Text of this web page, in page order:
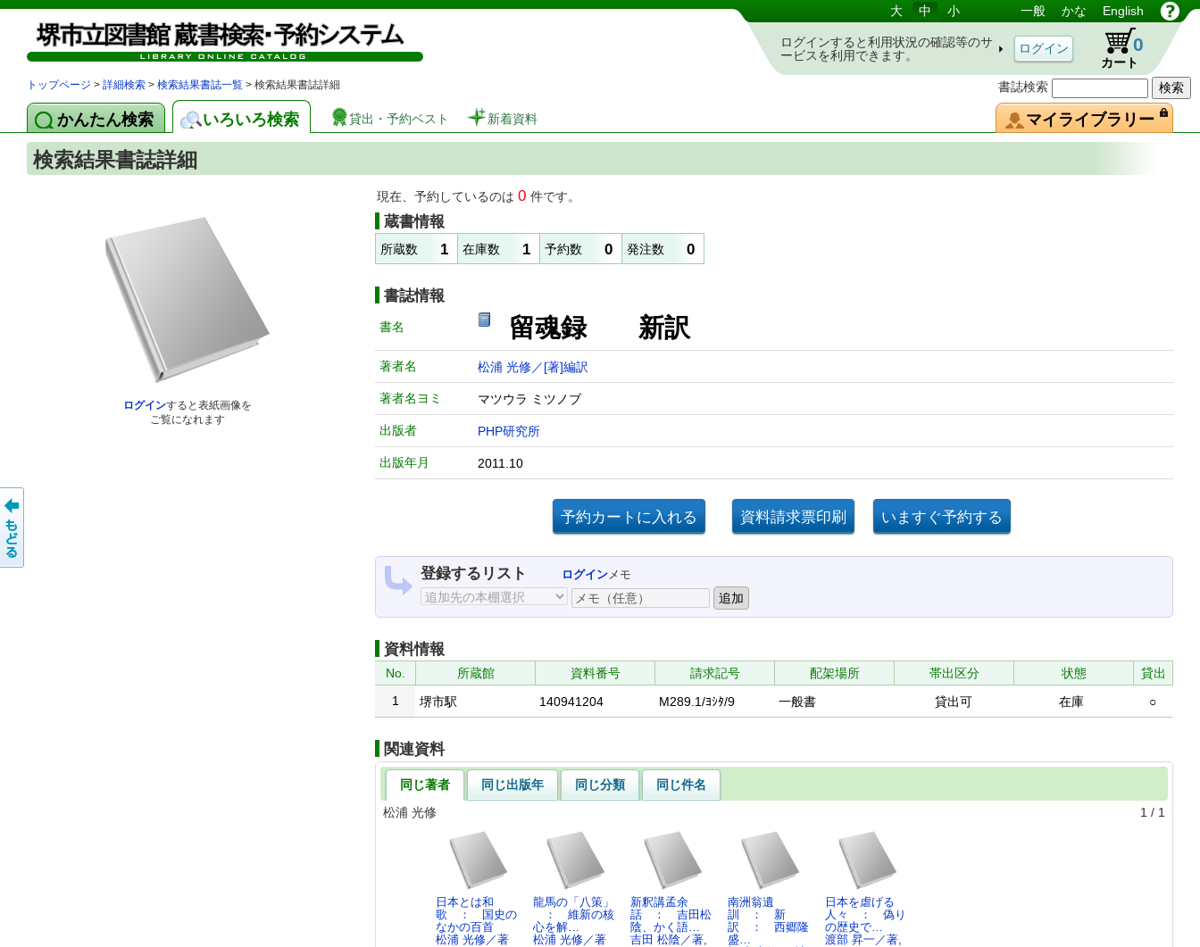
図書館 蔵書検索・予約システム
書誌検索
大 中 小 一般 かな English
ログインすると利用状況の確認等のサ
ービスを利用できます。
カート
0
トップページ > 詳細検索 > 検索結果書誌一覧 > 検索結果書誌詳細
かんたん検索 いろいろ検索 貸出・予約ベスト 新着資料 マイライブラリー
検索結果書誌詳細
ログインすると表紙画像を
ご覧になれます
現在、予約しているのは 0 件です。
蔵書情報
所蔵数 1 在庫数 1 予約数 0 発注数 0
書誌情報
書名 留魂録 新訳
著者名 松浦 光修／[著]編訳
著者名ヨミ マツウラ ミツノブ
出版者 PHP研究所
出版年月 2011.10
登録するリスト ログインメモ
資料情報
No. 所蔵館 資料番号 請求記号 配架場所 帯出区分 状態
貸出
1
堺市駅 140941204 M289.1/ﾖｼﾀ/9 一般書 貸出可 在庫 ○
関連資料
同じ著者 同じ出版年 同じ分類
同じ件名
松浦 光修
1 / 1
日本とは和
歌 ： 国史の
なかの百首
松浦 光修／著
龍馬の「八策」
： 維新の核
心を解…
松浦 光修／著
新釈講孟余
話 ： 吉田松
陰、かく語…
吉田 松陰／著,
南洲翁遺
訓 ： 新
訳 ： 西郷隆
盛…
日本を虐げる
人々 ： 偽り
の歴史で…
渡部 昇一／著,